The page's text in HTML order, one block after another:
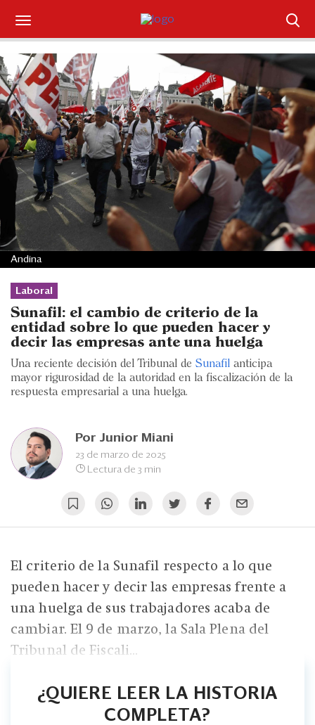
Suscríbase
Iniciar sesión
Portada
¿Qué está pasando?
Sectores y Empresas
Management
Economía y Finanzas
Legal y Política
Eventos
Blogs
Ranking CEO
Laboral
Sunafil: el cambio de criterio de la
entidad sobre lo que pueden hacer y
decir las empresas ante una huelga
Una reciente decisión del Tribunal de Sunafil anticipa
mayor rigurosidad de la autoridad en la fiscalización de la
respuesta empresarial a una huelga.
Por Junior Miani
23 de marzo de 2025
Lectura de 3 min
Andina
El criterio de la Sunafil respecto a lo que
pueden hacer y decir las empresas frente a
una huelga de sus trabajadores acaba de
cambiar. El 9 de marzo, la Sala Plena del
Tribunal de Fiscali...
¿QUIERE LEER LA HISTORIA
COMPLETA?